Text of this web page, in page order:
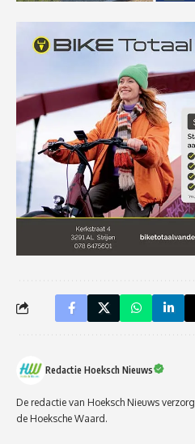
Redactie Hoeksch Nieuws
De redactie van Hoeksch Nieuws
de Hoeksche Waard.